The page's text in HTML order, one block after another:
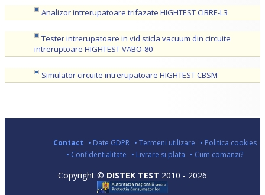
Analizor intrerupatoare trifazate HIGHTEST CIBRE-L3
Tester intrerupatoare in vid sticla vacuum din circuite
intreruptoare HIGHTEST VABO-80
Simulator circuite intrerupatoare HIGHTEST CBSM
Contact • Date GDPR • Termeni utilizare • Politica cookies
• Confidentialitate • Livrare si plata • Cum comanzi?
Copyright © DISTEK TEST 2010 - 2026